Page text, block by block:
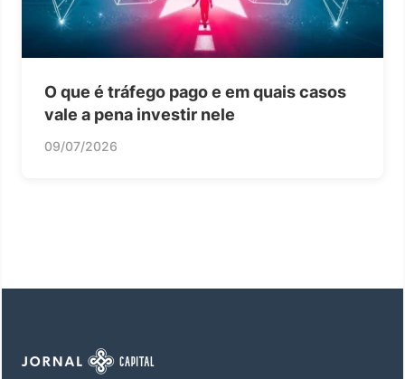
O que é tráfego pago e em quais casos
vale a pena investir nele
09/07/2026